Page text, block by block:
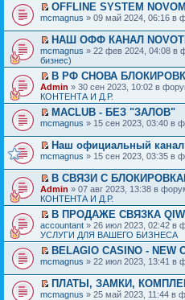
OFFLINE SYSTEM
mcmagnus » 09 май 2024, 06:16 в
НАШ ОФФ КАНАЛ
mcmagnus » 22 фев 2024, 04:08 в
бизнес)
В РФ СНОВА
Admin » 30 сен 2023, 10:02 в
КОНТЕНТА И Д.Р.
MACLUB - БЕЗ "ЗАЛОВ"
mcmagnus » 15 сен 2023, 03:40 в
Наш официальный канал
mcmagnus » 15 сен 2023, 03:35 в
В СВЯЗИ С
Admin » 07 авг 2023, 13:38 в
КОНТЕНТА И Д.Р.
В ПРОДАЖЕ СВЯЗКА
accountant » 26 июл 2023, 02:42 в
УСЛУГИ ДЛЯ ВАШЕГО БИЗНЕСА
BELAGIO CASINO - NEW
mcmagnus » 22 июл 2023, 13:41 в
ПЛАТЫ, ЗАМКИ,
mcmagnus » 25 май 2023, 11:44 в